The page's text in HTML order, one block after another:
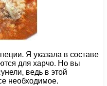
Я указала в составе
для харчо. Но вы
ведь в этой
необходимое.